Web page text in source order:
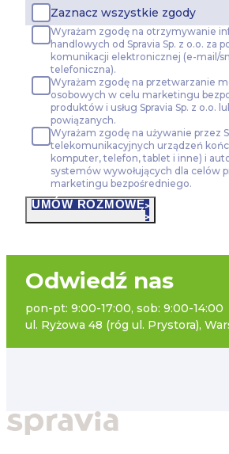
Możesz również dostosować
na wykorzystywanie plików
celach poprzez wybranie opcji
Zaznacz wszystkie zgody
Wyrażam zgodę na otrzymywanie
handlowych od Spravia Sp. z o.o. za
komunikacji elektronicznej (e-mail/
telefoniczna).
Wyrażam zgodę na przetwarzanie
osobowych w celu marketingu
produktów i usług Spravia Sp. z o.o.
powiązanych.
Wyrażam zgodę na używanie przez
telekomunikacyjnych urządzeń
komputer, telefon, tablet i inne) i
systemów wywołujących dla celów
marketingu bezpośredniego.
UMÓW ROZMOWĘ
Odwiedź nas
pon-pt: 9:00-17:00, sob: 9:00-14:00
ul. Ryżowa 48 (róg ul. Prystora),